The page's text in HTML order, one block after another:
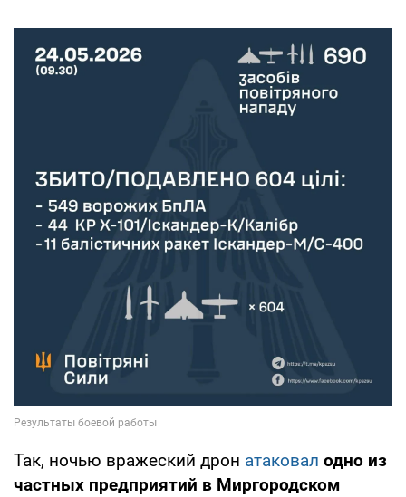
Так, ночью вражеский дрон атаковал одно из
частных предприятий в Миргородском